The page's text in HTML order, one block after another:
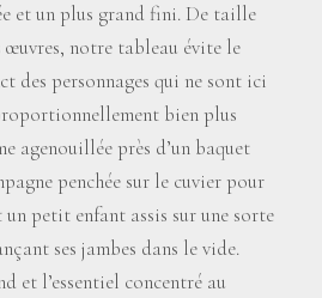
et un plus grand fini. De taille
œuvres, notre tableau évite le
des personnages qui ne sont ici
bien plus
agenouillée près d’un baquet
penchée sur le cuvier pour
un petit enfant assis sur une sorte
ses jambes dans le vide.
et l’essentiel concentré au